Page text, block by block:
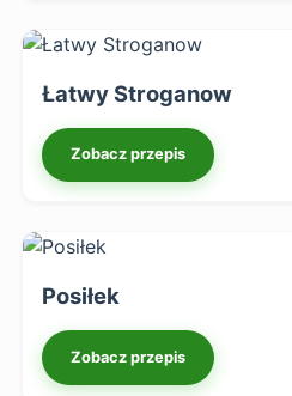
Łatwy Stroganow
Zobacz przepis
Posiłek
Zobacz przepis